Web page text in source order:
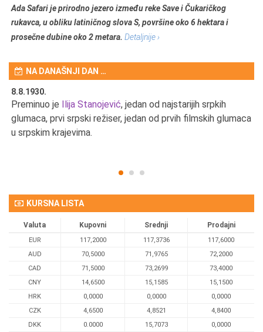
Ada Safari je prirodno jezero između reke Save i Čukaričkog
rukavca, u obliku latiničnog slova S, površine oko 6 hektara i
prosečne dubine oko 2 metara. Detaljnije ›
NA DANAŠNJI DAN …
8.8.1930.
Preminuo je Ilija Stanojević, jedan od najstarijih srpkih
glumaca, prvi srpski režiser, jedan od prvih filmskih glumaca
u srpskim krajevima.
KURSNA LISTA
Valuta Kupovni Srednji Prodajni
EUR 117,2000 117,3736
117,6000
AUD
70,5000 71,9765
72,2000
CAD
71,5000 73,2699
73,4000
CNY
14,6500 15,1585
15,1500
HRK
0,0000 0,0000
0,0000
CZK
4,6500 4,8521
4,8400
DKK
0.0000 15,7073 0,0000